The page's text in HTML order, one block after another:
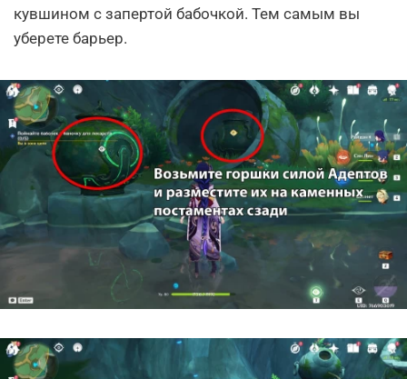
кувшином с запертой бабочкой. Тем самым вы
уберете барьер.